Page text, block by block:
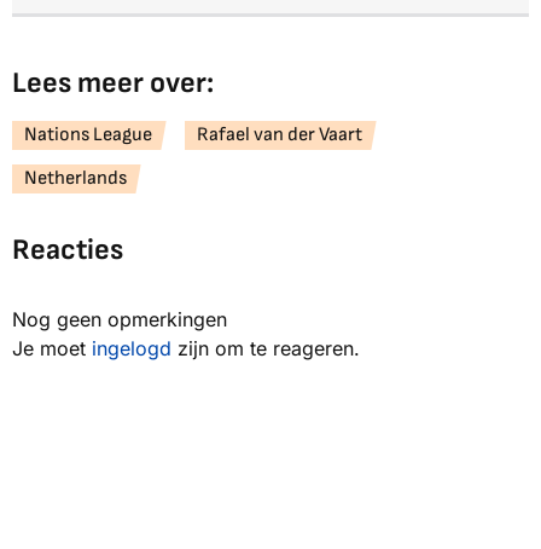
Lees meer over:
Nations League
Rafael van der Vaart
Netherlands
Reacties
Nog geen opmerkingen
Je moet ingelogd zijn om te reageren.